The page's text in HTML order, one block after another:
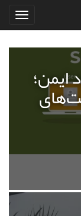
ایمن؛